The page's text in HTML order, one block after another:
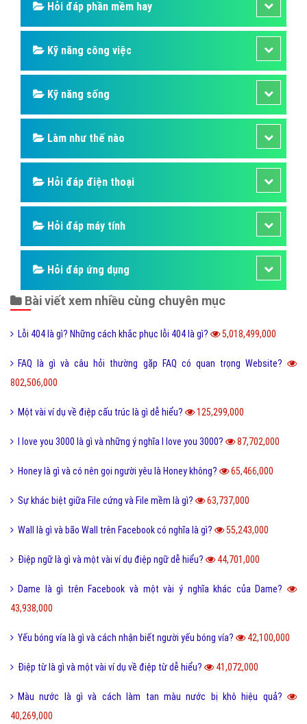
Hỏi đáp phần mềm hay
Kỹ năng công việc
Kỹ năng sống
Làm như thế nào
Hỏi đáp điện thoại
Hỏi đáp máy tính
Hỏi đáp ứng dụng
Bài viết xem nhiều cùng chuyên mục
Lỗi 404 là gì? Những cách khắc phục lỗi 404 là gì? 5,018,499,000
FAQ là gì và câu hỏi thường gặp FAQ có quan trọng Website?
802,506,000
Một vài ví dụ về điệp cấu trúc là gì dễ hiểu? 125,299,000
I love you 3000 là gì và những ý nghĩa I love you 3000? 87,702,000
Honey là gì và có nên gọi người yêu là Honey không? 65,466,000
Sự khác biệt giữa File cứng và File mềm là gì? 63,737,000
Wall là gì và bão Wall trên Facebook có nghĩa là gì? 55,243,000
Điệp ngữ là gì và một vài ví dụ điệp ngữ dễ hiểu? 44,701,000
Dame là gì trên Facebook và một vài ý nghĩa khác của Dame?
43,938,000
Yếu bóng vía là gì và cách nhận biết người yếu bóng vía? 42,100,000
Điệp từ là gì và một vài ví dụ về điệp từ dễ hiểu? 41,072,000
Màu nước là gì và cách làm tan màu nước bị khô hiệu quả?
40,269,000